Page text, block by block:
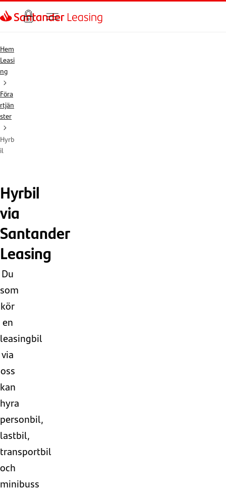
Hem
Leasi
ng
Föra
rtjän
ster
Hyrb
il
Hyrbil
via
Santander
Leasing
Du
som
kör
en
leasingbil
via
oss
kan
hyra
personbil,
lastbil,
transportbil
och
minibuss